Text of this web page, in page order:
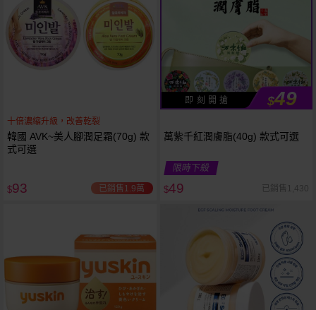
十倍濃縮升級，改善乾裂
韓國 AVK~美人腳潤足霜(70g) 款
式可選
$93 已銷售1.9萬
即 刻 開 搶 $49
萬紫千紅潤膚脂(40g) 款式可選
限時下殺
$49 已銷售1,430